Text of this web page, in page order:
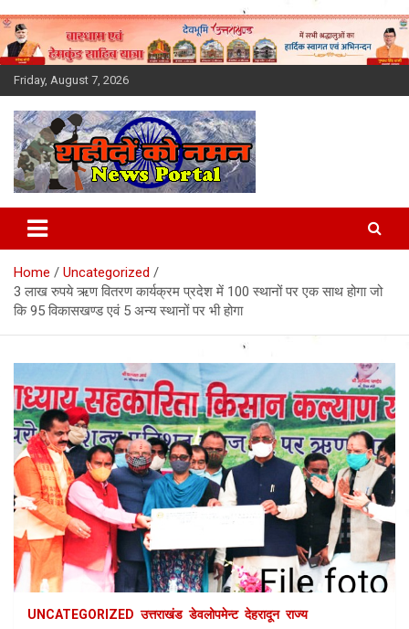
Skip
to
content
Friday, August 7, 2026
Latest News Today, Breaking
News, Uttarakhand News in
Hindi
Home
Uncategorized
3 लाख रुपये ऋण वितरण कार्यक्रम प्रदेश में 100 स्थानों पर एक साथ होगा जो
कि 95 विकासखण्ड एवं 5 अन्य स्थानों पर भी होगा
UNCATEGORIZED उत्तराखंड डेवलोपमेन्ट देहरादून राज्य